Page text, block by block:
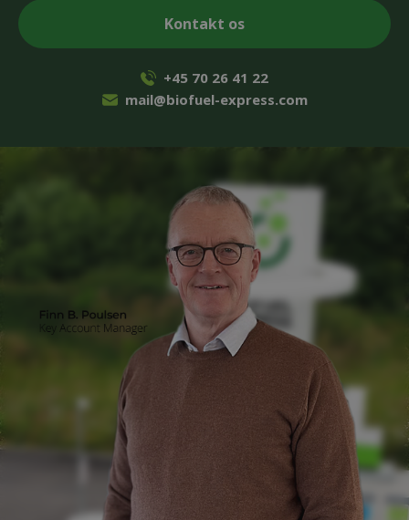
+45 70 26 41 22
mail@biofuel-express.com